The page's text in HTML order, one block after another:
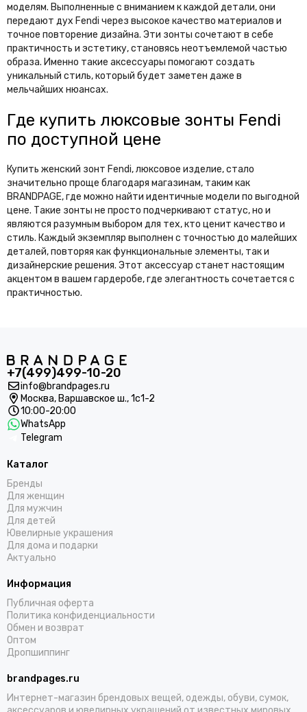
моделям. Выполненные с вниманием к каждой детали, они
передают дух Fendi через высокое качество материалов и
точное повторение дизайна. Эти зонты сочетают в себе
практичность и эстетику, становясь неотъемлемой частью
образа. Именно такие аксессуары помогают создать
уникальный стиль, который будет заметен даже в
мельчайших нюансах.
Где купить люксовые зонты Fendi
по доступной цене
Купить женский зонт Fendi, люксовое изделие, стало
значительно проще благодаря магазинам, таким как
BRANDPAGE, где можно найти идентичные модели по выгодной
цене. Такие зонты не просто подчеркивают статус, но и
являются разумным выбором для тех, кто ценит качество и
стиль. Каждый экземпляр выполнен с точностью до малейших
деталей, повторяя как функциональные элементы, так и
дизайнерские решения. Этот аксессуар станет настоящим
акцентом в вашем гардеробе, где элегантность сочетается с
практичностью.
+7(499)499-10-20
info@brandpages.ru
Москва,Варшавское ш., 1с1-2
10:00-20:00
WhatsApp
Telegram
Каталог
Бренды
Для женщин
Для мужчин
Для детей
Ювелирные украшения
Для дома и подарки
Актуально
Информация
Публичная оферта
Политика конфиденциальности
Обмен и возврат
Оптом
Дропшиппинг
brandpages.ru
Интернет-магазин брендовых вещей, одежды, обуви, сумок,